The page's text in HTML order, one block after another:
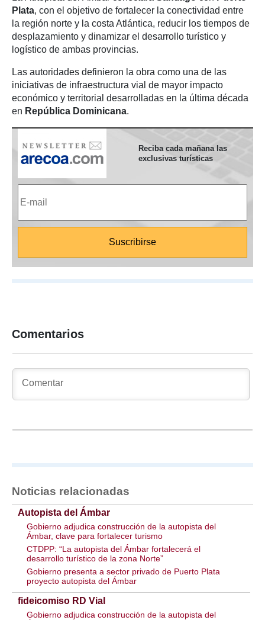
Plata, con el objetivo de fortalecer la conectividad entre
la región norte y la costa Atlántica, reducir los tiempos de
desplazamiento y dinamizar el desarrollo turístico y
logístico de ambas provincias.
Las autoridades definieron la obra como una de las
iniciativas de infraestructura vial de mayor impacto
económico y territorial desarrolladas en la última década
en República Dominicana.
Reciba cada mañana las
exclusivas turísticas
Comentarios
Noticias relacionadas
Autopista del Ámbar
Gobierno adjudica construcción de la autopista del
Ámbar, clave para fortalecer turismo
CTDPP: “La autopista del Ámbar fortalecerá el
desarrollo turístico de la zona Norte”
Gobierno presenta a sector privado de Puerto Plata
proyecto autopista del Ámbar
fideicomiso RD Vial
Gobierno adjudica construcción de la autopista del